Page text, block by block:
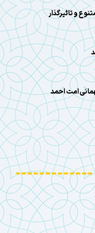
و تاثیرگذار
امت احمد